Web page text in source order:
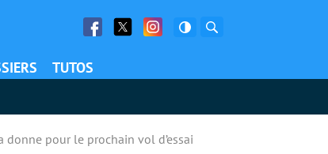
Facebook
Twitter Facebook
TUTOS
pour le prochain vol d’essai